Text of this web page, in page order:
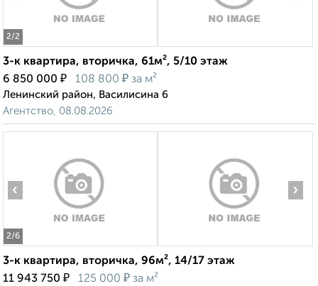
2/2
3-к квартира, вторичка, 61м², 5/10 этаж
6 850 000 ₽ 108 800 ₽ за м²
Ленинский район, Василисина 6
Агентство, 08.08.2026
2/6
‹ ›
3-к квартира, вторичка, 96м², 14/17 этаж
11 943 750 ₽ 125 000 ₽ за м²